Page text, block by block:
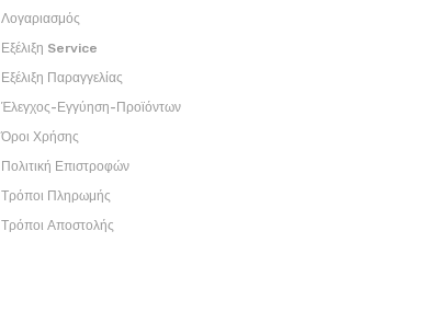
Λογαριασμός
Εξέλιξη Service
Εξέλιξη Παραγγελίας
Έλεγχος-Εγγύηση-Προϊόντων
Όροι Χρήσης
Πολιτική Επιστροφών
Τρόποι Πληρωμής
Τρόποι Αποστολής